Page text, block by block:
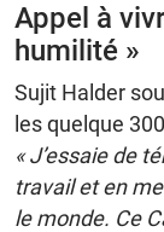
Appel à
humilité »
Sujit Halder
les quelque
« J’essaie de
travail et en
le monde. Ce